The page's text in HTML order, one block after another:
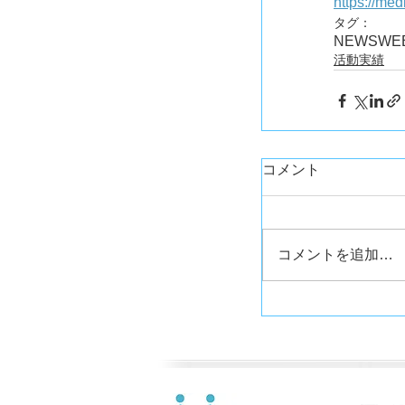
タグ：
NEWS
活動実績
コメント
コメントを追加…